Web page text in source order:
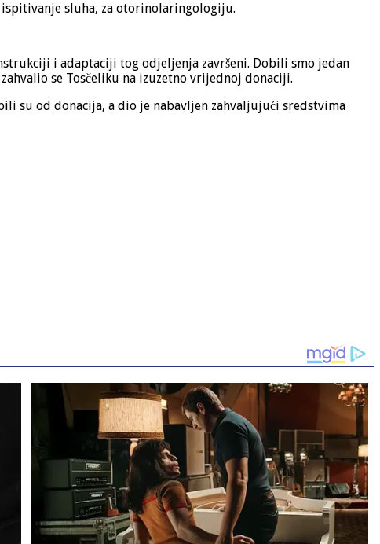
sluha, za otorinolaringologiju.
i adaptaciji tog odjeljenja završeni. Dobili smo jedan
se Tosčeliku na izuzetno vrijednoj donaciji.
su od donacija, a dio je nabavljen zahvaljujući sredstvima